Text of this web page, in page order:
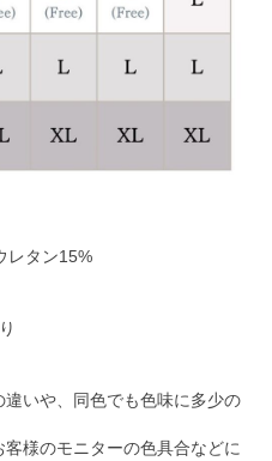
レタン15%
違いや、同色でも色味に多少の
様のモニターの色具合などに